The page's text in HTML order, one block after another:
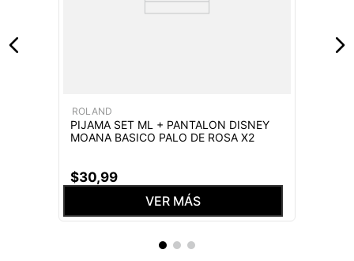
ROLAND
PIJAMA SET ML + PANTALON DISNEY
MOANA BASICO PALO DE ROSA X2
$30,99
VER MÁS